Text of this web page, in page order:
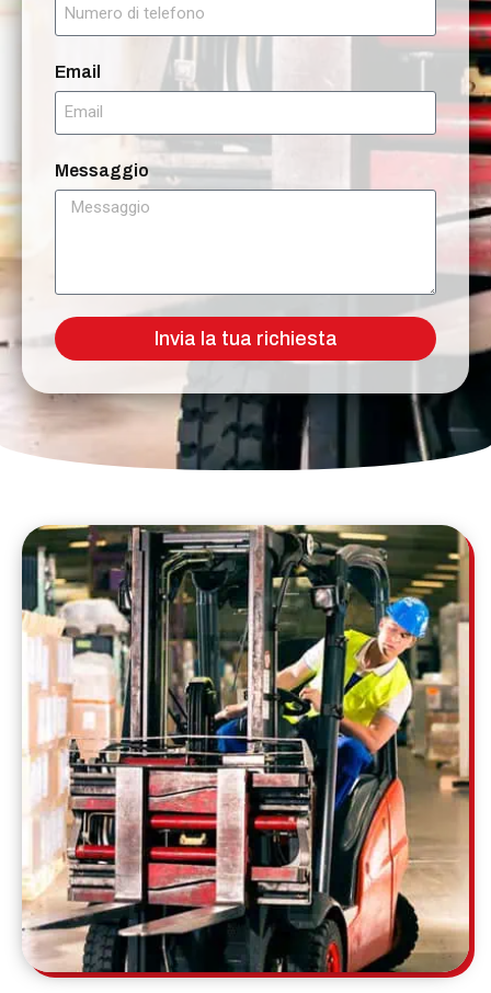
Email
Messaggio
Invia la tua richiesta